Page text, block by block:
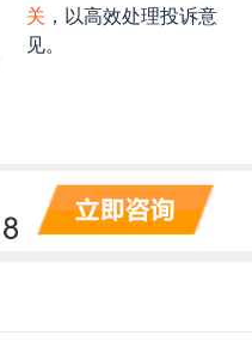
关 ，以高效处理投诉意
见。